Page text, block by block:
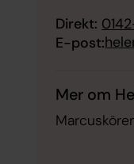
Direkt:
E-post:
Mer om